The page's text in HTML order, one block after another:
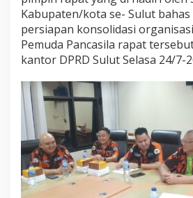
Kabupaten/kota se- Sulut
persiapan konsolidasi
Pemuda Pancasila rapat
kantor DPRD Sulut Selasa 24/7-